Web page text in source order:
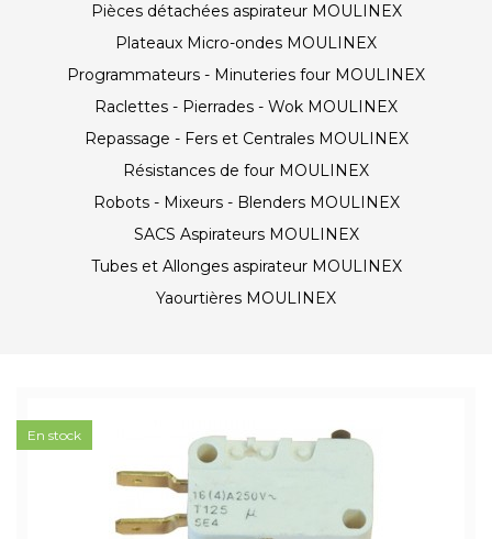
Pièces détachées aspirateur MOULINEX
Plateaux Micro-ondes MOULINEX
Programmateurs - Minuteries four MOULINEX
Raclettes - Pierrades - Wok MOULINEX
Repassage - Fers et Centrales MOULINEX
Résistances de four MOULINEX
Robots - Mixeurs - Blenders MOULINEX
SACS Aspirateurs MOULINEX
Tubes et Allonges aspirateur MOULINEX
Yaourtières MOULINEX
En stock